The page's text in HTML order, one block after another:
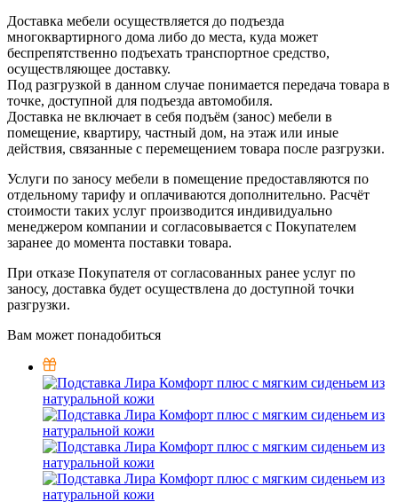
Доставка мебели осуществляется до подъезда
многоквартирного дома либо до места, куда может
беспрепятственно подъехать транспортное средство,
осуществляющее доставку.
Под разгрузкой в данном случае понимается передача товара в
точке, доступной для подъезда автомобиля.
Доставка не включает в себя подъём (занос) мебели в
помещение, квартиру, частный дом, на этаж или иные
действия, связанные с перемещением товара после разгрузки.
Услуги по заносу мебели в помещение предоставляются по
отдельному тарифу и оплачиваются дополнительно. Расчёт
стоимости таких услуг производится индивидуально
менеджером компании и согласовывается с Покупателем
заранее до момента поставки товара.
При отказе Покупателя от согласованных ранее услуг по
заносу, доставка будет осуществлена до доступной точки
разгрузки.
Вам может понадобиться